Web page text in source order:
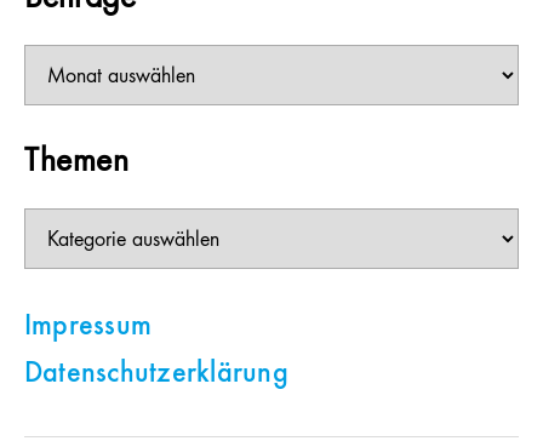
Themen
Impressum
Datenschutzerklärung